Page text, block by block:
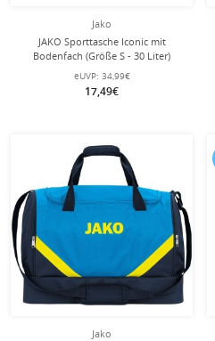
Jako
JAKO Sporttasche Iconic mit
Bodenfach (Größe S - 30 Liter)
blau/marineblau/neongelb -
45x24x37cm
eUVP: 34,99€
17,49€
Jako